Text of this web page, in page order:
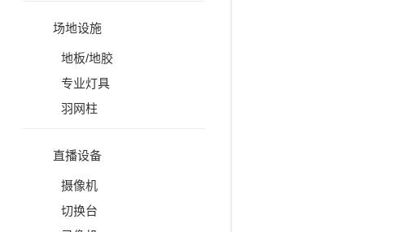
场地设施
地板/地胶
专业灯具
羽网柱
直播设备
摄像机
切换台